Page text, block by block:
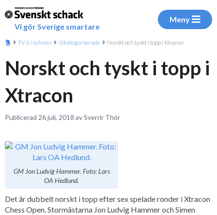
Vi gör Sverige smartare
Meny
TV & Nyheter Okategoriserade Norskt och tyskt i topp i Xtracon
Norskt och tyskt i topp i
Xtracon
Publicerad 26 juli, 2018 av Sverrir Thór
GM Jon Ludvig Hammer. Foto: Lars
OA Hedlund.
Det är dubbelt norskt i topp efter sex spelade ronder i Xtracon
Chess Open. Stormästarna Jon Ludvig Hammer och Simen